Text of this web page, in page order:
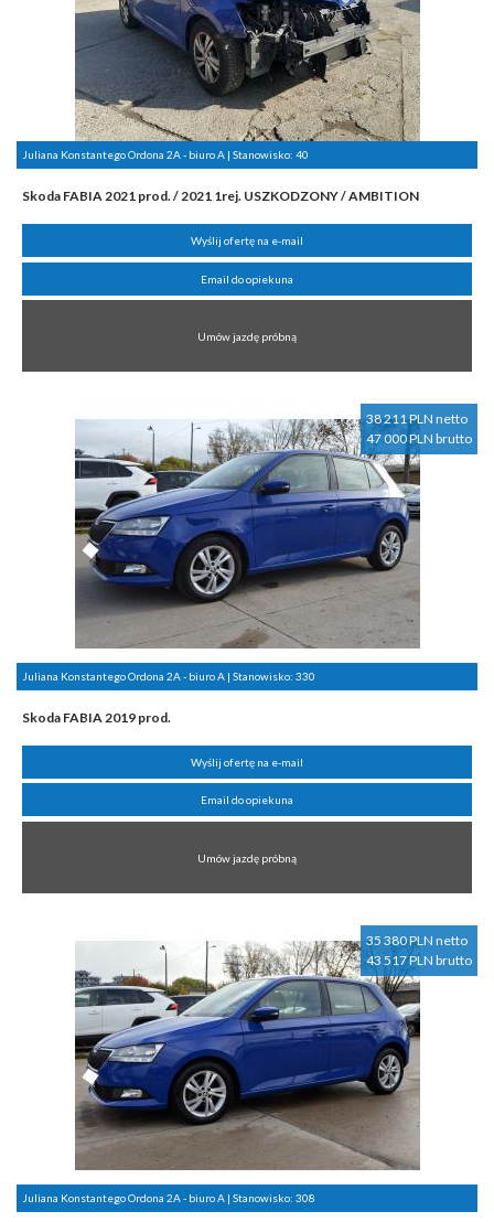
Juliana Konstantego Ordona 2A - biuro A | Stanowisko: 40
Skoda FABIA 2021 prod. / 2021 1rej. USZKODZONY / AMBITION
Wyślij ofertę na e-mail
Email do opiekuna
Umów jazdę próbną
38 211 PLN netto
47 000 PLN brutto
Juliana Konstantego Ordona 2A - biuro A | Stanowisko: 330
Skoda FABIA 2019 prod.
Wyślij ofertę na e-mail
Email do opiekuna
Umów jazdę próbną
35 380 PLN netto
43 517 PLN brutto
Juliana Konstantego Ordona 2A - biuro A | Stanowisko: 308